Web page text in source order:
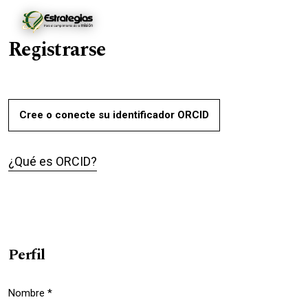
Ir al menú de navegación principal
Ir al contenido principal
Ir al pie de página del sitio
Registrarse
Cree o conecte su identificador ORCID
¿Qué es ORCID?
Perfil
Nombre *